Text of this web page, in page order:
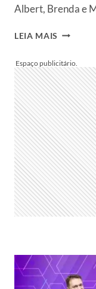
Albert, Brenda e
LEIA MAIS ENQUETE
POWER
COUPLE
2022:
PARCIAL
APONTA
QUEM
FICA
NA
6ª
DR